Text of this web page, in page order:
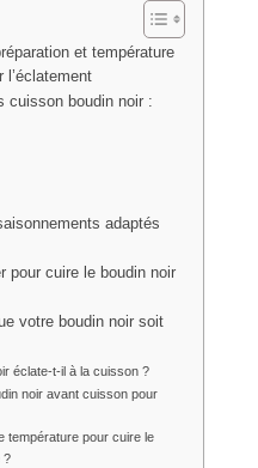
et température
l’éclatement
cuisson boudin noir :
adaptés
pour cuire le boudin noir
votre boudin noir soit
éclate-t-il à la cuisson ?
noir avant cuisson pour
température pour cuire le
?